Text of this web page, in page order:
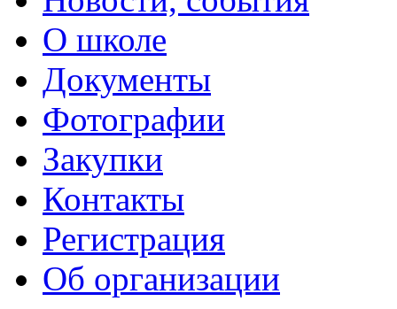
О школе
Документы
Фотографии
Закупки
Контакты
Регистрация
Об организации